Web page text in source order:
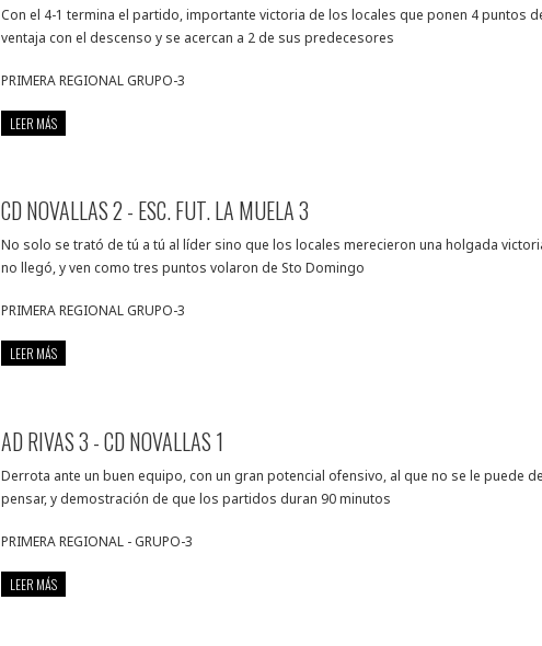
Con el 4-1 termina el partido, importante victoria de los locales que ponen 4 puntos
ventaja con el descenso y se acercan a 2 de sus predecesores
PRIMERA REGIONAL GRUPO-3
LEER MÁS
CD NOVALLAS 2 - ESC. FUT. LA MUELA 3
No solo se trató de tú a tú al líder sino que los locales merecieron una holgada
no llegó, y ven como tres puntos volaron de Sto Domingo
PRIMERA REGIONAL GRUPO-3
LEER MÁS
AD RIVAS 3 - CD NOVALLAS 1
Derrota ante un buen equipo, con un gran potencial ofensivo, al que no se le puede
pensar, y demostración de que los partidos duran 90 minutos
PRIMERA REGIONAL - GRUPO-3
LEER MÁS